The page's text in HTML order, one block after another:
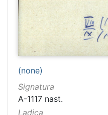
(none)
Signatura
A-1117 nast.
Ladica